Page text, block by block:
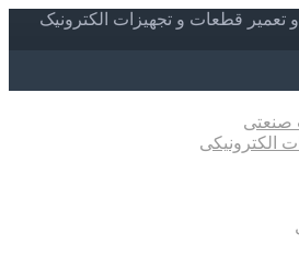
قطعات و تجهیزات الکترونیک
صنعتی
الکترونیکی